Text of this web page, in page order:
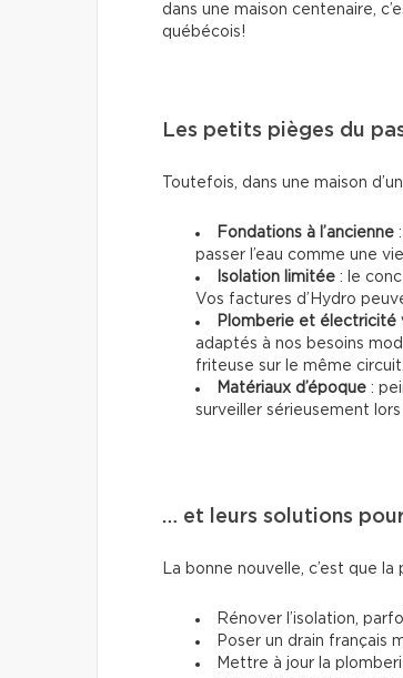
dans une maison centenaire,
québécois!
Les petits pièges du
Toutefois, dans une maison
Fondations à l’ancienne
passer l’eau comme une
Isolation limitée : le
Vos factures d’Hydro
Plomberie et électricité
adaptés à nos besoins
friteuse sur le même
Matériaux d’époque :
surveiller sérieusement
… et leurs solutions
La bonne nouvelle, c’est que
Rénover l’isolation,
Poser un drain français
Mettre à jour la